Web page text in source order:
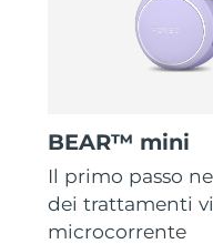
BEAR™ mini
Il primo passo
dei trattamenti
microcorrente